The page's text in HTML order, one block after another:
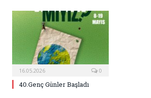
16.05.2026 0
40.Genç Günler Başladı